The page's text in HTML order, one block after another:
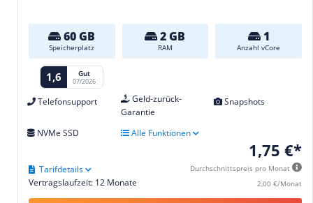
60 GB
Speicherplatz
2 GB
RAM
1
Anzahl vCore
1,6 Gut
07/2026
Telefonsupport
Geld-zurück-
Garantie
Snapshots
NVMe SSD Alle Funktionen
1,75 €*
Durchschnittspreis pro Monat
2,00 €/Monat
Vertragslaufzeit: 12 Monate
Tarifdetails